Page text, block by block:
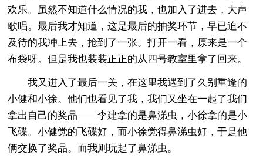
欢乐。虽然不知道什么情况的我，也加入了进去，大声
歌唱。最后我才知道，这是最后的抽奖环节，早已迫不
及待的我冲上去，抢到了一张。打开一看，原来是一个
布袋呀。但是我也装装正正的从四号教室里拿了回来。
我又进入了最后一关，在这里我遇到了久别重逢的
小健和小徐。他们也看见了我，我们又坐在一起了我们
拿出自己的奖品——李建拿的是鼻涕虫，小徐拿的是小
飞碟。小健觉的飞碟好，而小徐觉得鼻涕虫好，于是他
俩交换了奖品。而我则玩起了鼻涕虫。